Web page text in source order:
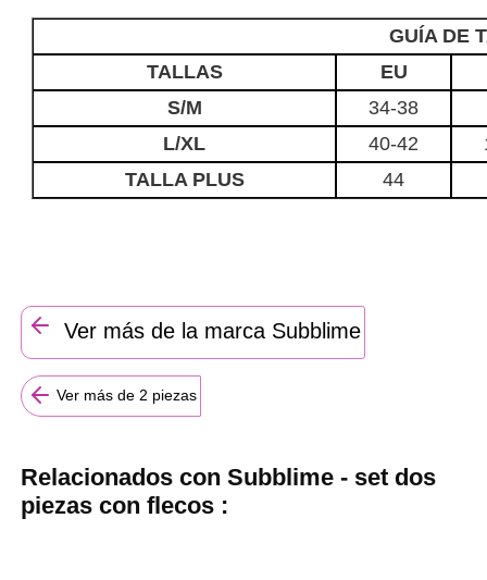
GUÍA DE
TALLAS
EU
S/M
34-38
L/XL
40-42
TALLA PLUS
44
Ver más de la marca Subblime
Ver más de 2 piezas
Relacionados con Subblime - set dos
piezas con flecos :